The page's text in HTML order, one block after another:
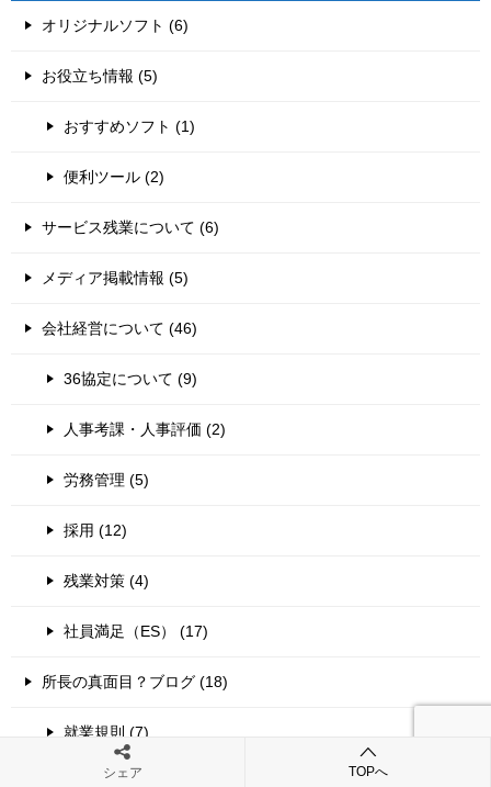
オリジナルソフト (6)
お役立ち情報 (5)
おすすめソフト (1)
便利ツール (2)
サービス残業について (6)
メディア掲載情報 (5)
会社経営について (46)
36協定について (9)
人事考課・人事評価 (2)
労務管理 (5)
採用 (12)
残業対策 (4)
社員満足（ES） (17)
所長の真面目？ブログ (18)
就業規則 (7)
社長の豆知識 (45)
シェア TOPへ